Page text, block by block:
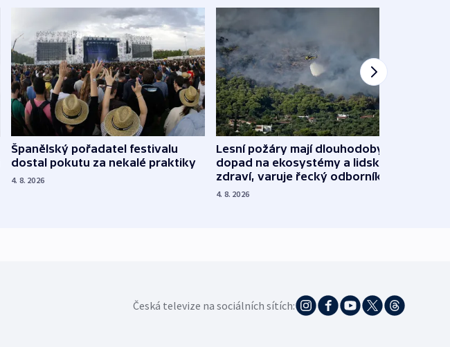
Španělský pořadatel festivalu
dostal pokutu za nekalé praktiky
4. 8. 2026
Lesní požáry mají dlouhodobý
dopad na ekosystémy a lidské
zdraví, varuje řecký odborník
4. 8. 2026
Česká televize na sociálních sítích: